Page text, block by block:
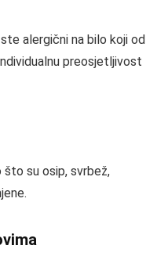
alergični na bilo koji od
preosjetljivost
što su osip, svrbež,